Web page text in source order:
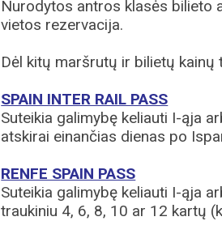
Nurodytos antros klasės bilieto
vietos rezervacija.
Dėl kitų maršrutų ir bilietų
SPAIN INTER RAIL PASS
Suteikia galimybę keliauti I-ąja
atskirai einančias dienas po
RENFE SPAIN PASS
Suteikia galimybę keliauti I-ąja
traukiniu 4, 6, 8, 10 ar 12 kartų